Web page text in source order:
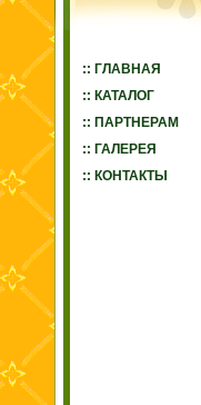
:: ГЛАВНАЯ
:: КАТАЛОГ
:: ПАРТНЕРАМ
:: ГАЛЕРЕЯ
:: КОНТАКТЫ